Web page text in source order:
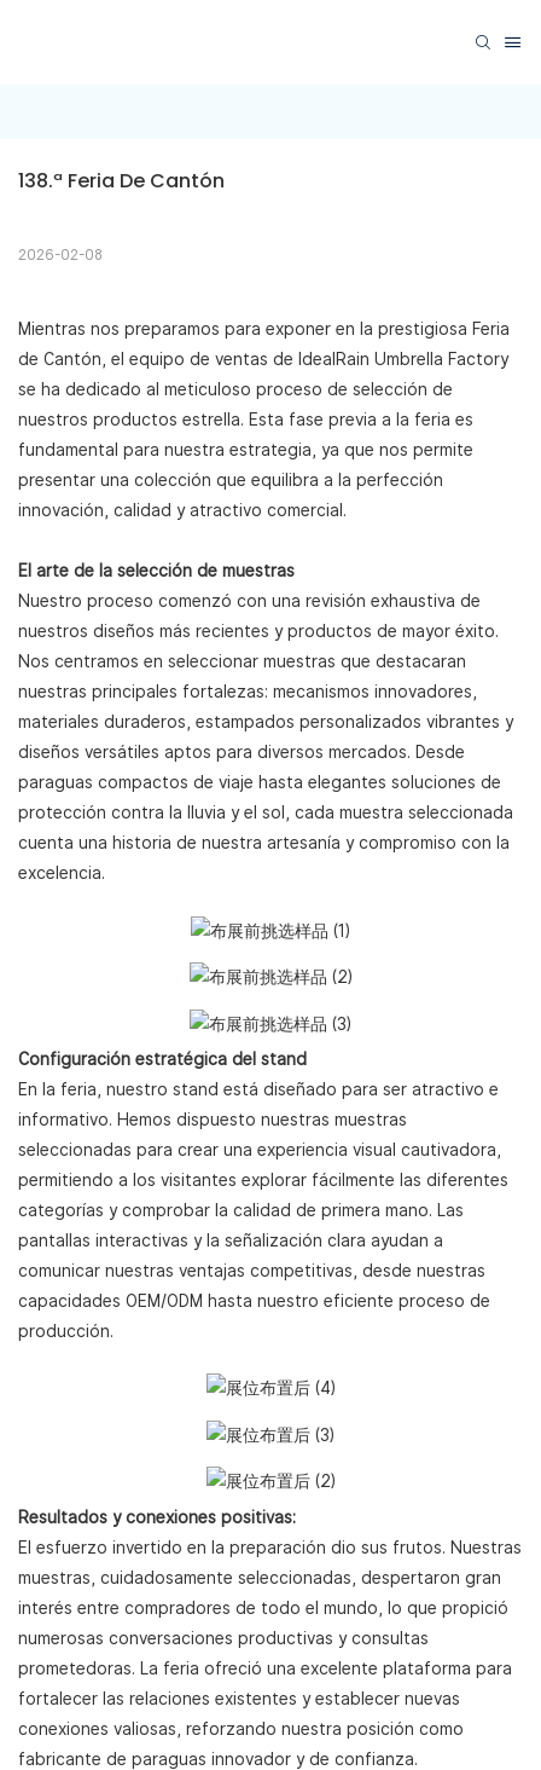
138.ª Feria De Cantón
2026-02-08
Mientras nos preparamos para exponer en la prestigiosa Feria
de Cantón, el equipo de ventas de IdealRain Umbrella Factory
se ha dedicado al meticuloso proceso de selección de
nuestros productos estrella. Esta fase previa a la feria es
fundamental para nuestra estrategia, ya que nos permite
presentar una colección que equilibra a la perfección
innovación, calidad y atractivo comercial.
El arte de la selección de muestras
Nuestro proceso comenzó con una revisión exhaustiva de
nuestros diseños más recientes y productos de mayor éxito.
Nos centramos en seleccionar muestras que destacaran
nuestras principales fortalezas: mecanismos innovadores,
materiales duraderos, estampados personalizados vibrantes y
diseños versátiles aptos para diversos mercados. Desde
paraguas compactos de viaje hasta elegantes soluciones de
protección contra la lluvia y el sol, cada muestra seleccionada
cuenta una historia de nuestra artesanía y compromiso con la
excelencia.
Configuración estratégica del stand
En la feria, nuestro stand está diseñado para ser atractivo e
informativo. Hemos dispuesto nuestras muestras
seleccionadas para crear una experiencia visual cautivadora,
permitiendo a los visitantes explorar fácilmente las diferentes
categorías y comprobar la calidad de primera mano. Las
pantallas interactivas y la señalización clara ayudan a
comunicar nuestras ventajas competitivas, desde nuestras
capacidades OEM/ODM hasta nuestro eficiente proceso de
producción.
Resultados y conexiones positivas:
El esfuerzo invertido en la preparación dio sus frutos. Nuestras
muestras, cuidadosamente seleccionadas, despertaron gran
interés entre compradores de todo el mundo, lo que propició
numerosas conversaciones productivas y consultas
prometedoras. La feria ofreció una excelente plataforma para
fortalecer las relaciones existentes y establecer nuevas
conexiones valiosas, reforzando nuestra posición como
fabricante de paraguas innovador y de confianza.